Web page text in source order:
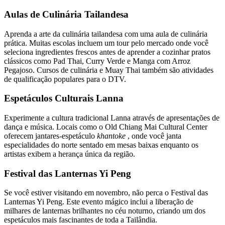
Aulas de Culinária Tailandesa
Aprenda a arte da culinária tailandesa com uma aula de culinária
prática. Muitas escolas incluem um tour pelo mercado onde você
seleciona ingredientes frescos antes de aprender a cozinhar pratos
clássicos como Pad Thai, Curry Verde e Manga com Arroz
Pegajoso. Cursos de culinária e Muay Thai também são atividades
de qualificação populares para o DTV.
Espetáculos Culturais Lanna
Experimente a cultura tradicional Lanna através de apresentações de
dança e música. Locais como o Old Chiang Mai Cultural Center
oferecem jantares-espetáculo khantoke , onde você janta
especialidades do norte sentado em mesas baixas enquanto os
artistas exibem a herança única da região.
Festival das Lanternas Yi Peng
Se você estiver visitando em novembro, não perca o Festival das
Lanternas Yi Peng. Este evento mágico inclui a liberação de
milhares de lanternas brilhantes no céu noturno, criando um dos
espetáculos mais fascinantes de toda a Tailândia.